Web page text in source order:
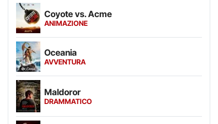
Coyote vs. Acme
ANIMAZIONE
Oceania
AVVENTURA
Maldoror
DRAMMATICO